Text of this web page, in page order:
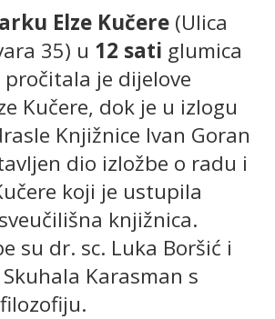
Elze Kučere (Ulica
35) u 12 sati glumica
pročitala je dijelove
Kučere, dok je u izlogu
Knjižnice Ivan Goran
dio izložbe o radu i
koji je ustupila
knjižnica.
su dr. sc. Luka Boršić i
Karasman s